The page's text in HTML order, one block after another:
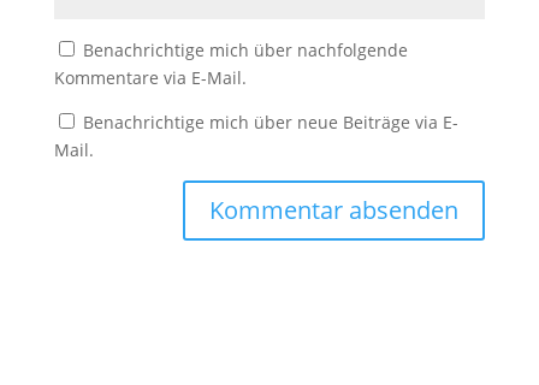
Benachrichtige mich über nachfolgende
Kommentare via E-Mail.
Benachrichtige mich über neue Beiträge via E-
Mail.